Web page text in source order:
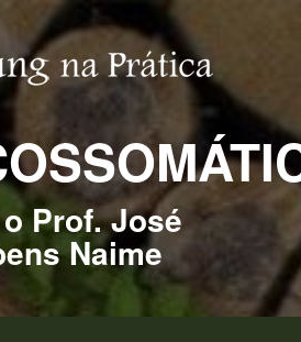
Prof. José
Naime